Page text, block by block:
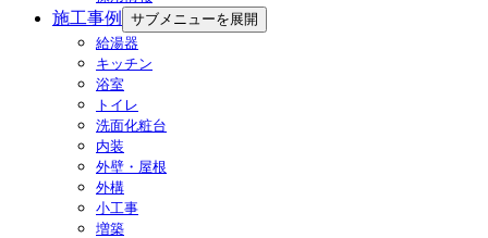
施工事例
サブメニューを展開
給湯器
キッチン
浴室
トイレ
洗面化粧台
内装
外壁・屋根
外構
小工事
増築